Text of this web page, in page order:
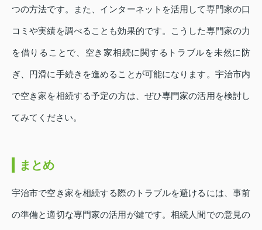
つの方法です。また、インターネットを活用して専門家の口
コミや実績を調べることも効果的です。こうした専門家の力
を借りることで、空き家相続に関するトラブルを未然に防
ぎ、円滑に手続きを進めることが可能になります。宇治市内
で空き家を相続する予定の方は、ぜひ専門家の活用を検討し
てみてください。
まとめ
宇治市で空き家を相続する際のトラブルを避けるには、事前
の準備と適切な専門家の活用が鍵です。相続人間での意見の